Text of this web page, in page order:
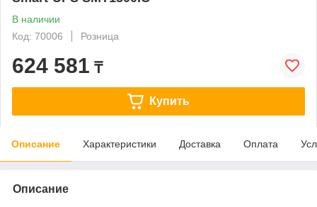
В наличии
Код: 70006
Розница
624 581 ₸
Купить
Описание Характеристики Доставка Оплата
Описание